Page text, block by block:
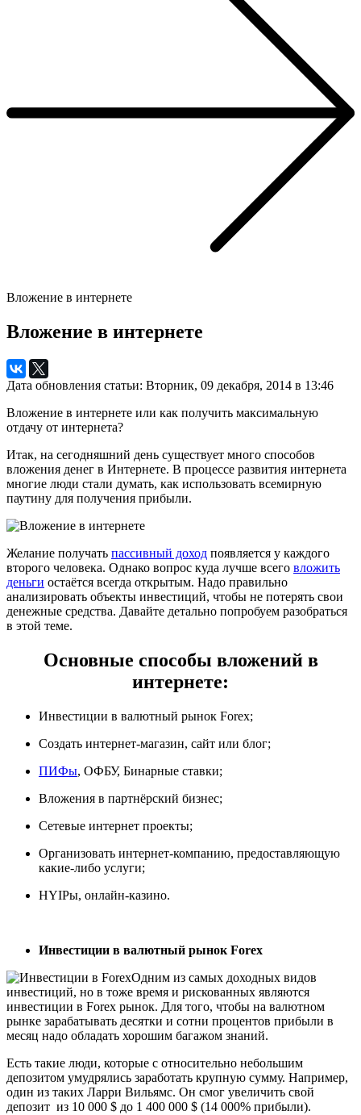
Вложение в интернете
Вложение в интернете
Дата обновления статьи: Вторник, 09 декабря, 2014 в 13:46
Вложение в интернете или как получить максимальную
отдачу от интернета?
Итак, на сегодняшний день существует много способов
вложения денег в Интернете. В процессе развития интернета
многие люди стали думать, как использовать всемирную
паутину для получения прибыли.
Желание получать пассивный доход появляется у каждого
второго человека. Однако вопрос куда лучше всего вложить
деньги остаётся всегда открытым. Надо правильно
анализировать объекты инвестиций, чтобы не потерять свои
денежные средства. Давайте детально попробуем разобраться
в этой теме.
Основные способы вложений в
интернете:
Инвестиции в валютный рынок Forex;
Создать интернет-магазин, сайт или блог;
ПИФы, ОФБУ, Бинарные ставки;
Вложения в партнёрский бизнес;
Сетевые интернет проекты;
Организовать интернет-компанию, предоставляющую
какие-либо услуги;
HYIPы, онлайн-казино.
Инвестиции в валютный рынок Forex
Одним из самых доходных видов
инвестиций, но в тоже время и рискованных являются
инвестиции в Forex рынок. Для того, чтобы на валютном
рынке зарабатывать десятки и сотни процентов прибыли в
месяц надо обладать хорошим багажом знаний.
Есть такие люди, которые с относительно небольшим
депозитом умудрялись заработать крупную сумму. Например,
один из таких Ларри Вильямс. Он смог увеличить свой
депозит из 10 000 $ до 1 400 000 $ (14 000% прибыли).